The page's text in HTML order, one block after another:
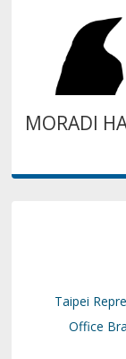
MORADI
Taipei
Office